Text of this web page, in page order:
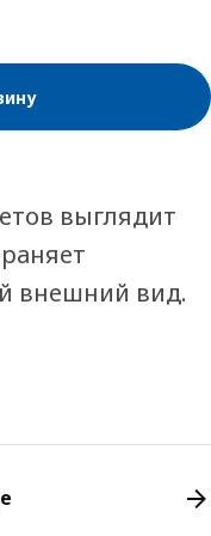
выглядит
внешний вид.